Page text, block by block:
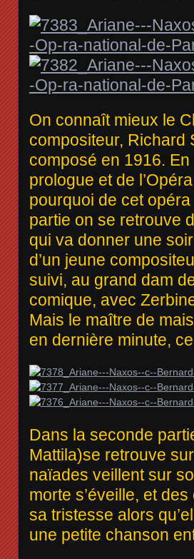
On connaît mieux le
compositeur, Richard
composé en 1916. En
prologue et de
pourquoi de cet
partie on se retrouve
qui va donner une
d’un jeune
suivi, au grand dam
comique, avec
Mais le maître de
en dernière minute,
Dans la seconde
Mattila)se retrouve
naïades veillent sur
morte s’éveille, et
sa tristesse alors
une petite chanson